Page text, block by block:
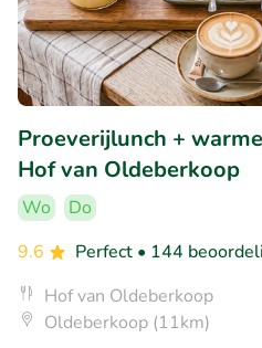
Proeverijlunch +
Hof van Oldeberkoop
Wo
Do
9.6
Perfect • 144
Hof van Oldeberkoop
Oldeberkoop (11km)